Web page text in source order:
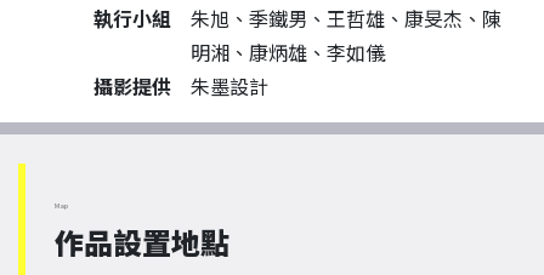
執行小組
朱旭、季鐵男、王哲雄、康旻杰、陳
明湘、康炳雄、李如儀
攝影提供
朱墨設計
Map
作品設置地點